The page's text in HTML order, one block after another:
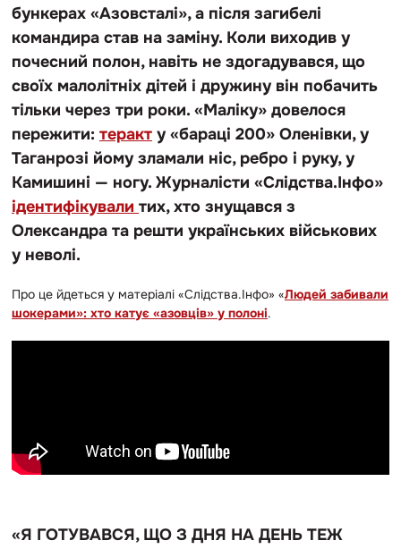
бункерах «Азовсталі», а після загибелі
командира став на заміну. Коли виходив у
почесний полон, навіть не здогадувався, що
своїх малолітніх дітей і дружину він побачить
тільки через три роки. «Маліку» довелося
пережити: теракт у «бараці 200» Оленівки, у
Таганрозі йому зламали ніс, ребро і руку, у
Камишині — ногу. Журналісти «Слідства.Інфо»
ідентифікували тих, хто знущався з
Олександра та решти українських військових
у неволі.
Про це йдеться у матеріалі «Слідства.Інфо» «Людей забивали
шокерами»: хто катує «азовців» у полоні.
«Я ГОТУВАВСЯ, ЩО З ДНЯ НА ДЕНЬ ТЕЖ